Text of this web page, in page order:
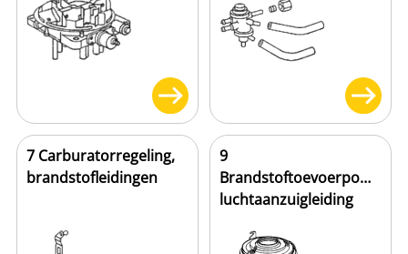
7 Carburatorregeling,
brandstofleidingen
9
Brandstoftoevoerpomp,
luchtaanzuigleiding